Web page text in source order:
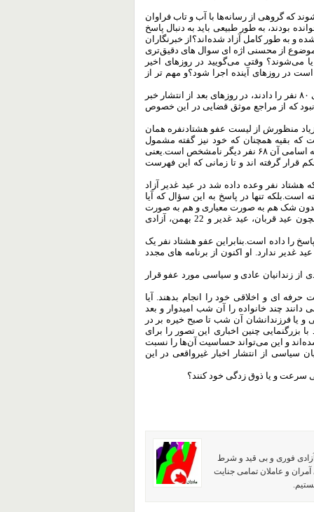
که گروهی از رسانه‌ها با آب و تاب فراوان
بودند، به طور طبیعی باید به دنبال پاسخ
و به طور کامل آزاد شده‌اند؟از خبرنگاران
از محسنی اژه ای سوال های دقیق‌تری
می‌شوند؟ وقتی می‌گویید در روزهای اخیر
در روزهای آینده اجرا شود؟و مهم تر از
نمی‌دانم آیا هیچ کدام از روزنامه نگارانی که با ذوق و شوق خبر آزادی ۸۰ نفر را دادند، در روزهای بعد از انتشار خبر
که از مراجع موثق قضایی در این خصوص
منظورش از لیست عفو هشتادنفره همان
که بقیه همچنان که خود نیز گفته مشمول
بخشش جریمه نقدی و یا کاهش حکم شده باشند.اما حتی تا این لحظه اسامی آن ۶۸ نفر دیگر نامشخص است.یعنی
قرار گرفته اند و تا زمانی که این فهرست
هشتاد نفر وعده داده شد در عید غدیر آزاد
تنها در پاسخ به این سؤال که آیا
بدون شک هم به صورت معیاری و هم به صورت
غیر معیاری برنامه داریم و به مناسبت‌های مختلف در طول سال همچون عید قربان، عید غدیر و 22 بهمن، آزادی
را داده است.بنابراین عفو هشتاد نفر یک
غدیر ندارد. او اکنون از برنامه های مجدد
از زندانیان عادی و سیاسی مورد عفو قرار
ای و اخلاقی خود را انجام بدهند. آیا
چند خانواده را آن شب امیدوار و بعد
و یا فرزندانشان آن شب تا صبح خیره بر در
بزرگنمایی چنین اخباری این تصور را برای
و این می‌تواند حساسیت آن‌ها را نسبت
سیاسی از انتشار اخبار غیرواقعی در این
سرعت و یا ذوق زدگی خود کنند؟
آزادی فوری و بی قید و شرط
و عاملان تمامی جنایت